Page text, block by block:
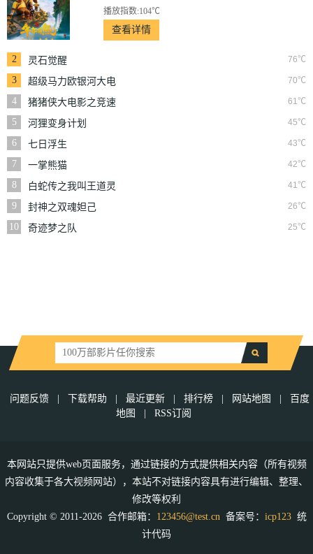
播放指数:104℃
查看详情
2 76℃
灵石觉醒
3
70℃
超级马力欧银河大电
影
4 61℃
猪猪侠大电影之竞速
小英雄
5 45℃
河狸变身计划
6
43℃
七日浮生
7
42℃
一掌熊猫
8
41℃
白蛇传之我叫王道灵
9
26℃
封神之双魂妲己
10
25℃
奇迹梦之队
问题反馈 下载帮助 最近更新 排行榜 网站地图
百度
地图
RSS订阅
本网站只提供web页面服务，通过链接的方式提供相关内容（所有视频
内容收集于各大视频网站），本站不对链接内容具有进行编辑、整理、
修改等权利
Copyright © 2011-2026 合作邮箱： 123456@test.cn备案号： icp123统
计代码